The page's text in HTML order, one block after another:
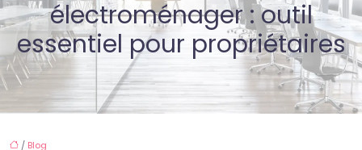
électroménager : outil
essentiel pour propriétaires
/ Blog